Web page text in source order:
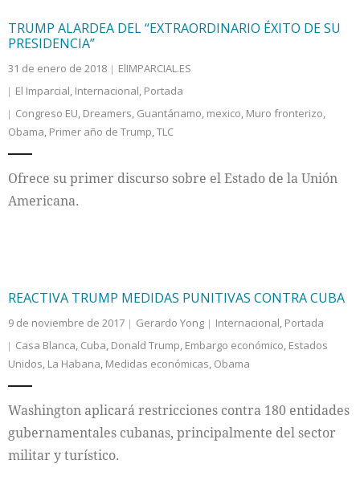
TRUMP ALARDEA DEL “EXTRAORDINARIO ÉXITO DE SU
PRESIDENCIA”
31 de enero de 2018
ElIMPARCIAL.ES
El Imparcial, Internacional, Portada
Congreso EU, Dreamers, Guantánamo, mexico, Muro fronterizo,
Obama, Primer año de Trump,TLC
Ofrece su primer discurso sobre el Estado de la Unión
Americana.
REACTIVA TRUMP MEDIDAS PUNITIVAS CONTRA CUBA
9 de noviembre de 2017 Gerardo Yong Internacional, Portada
Casa Blanca, Cuba, Donald Trump, Embargo económico, Estados
Unidos, La Habana, Medidas económicas, Obama
Washington aplicará restricciones contra 180 entidades
gubernamentales cubanas, principalmente del sector
militar y turístico.